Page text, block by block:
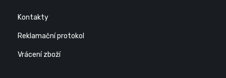
Kontakty
Reklamační protokol
Vrácení zboží